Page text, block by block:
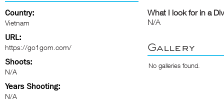
Country:
Vietnam
URL:
https://go1gom.com/
Shoots:
N/A
Years Shooting:
N/A
What I look for in a
N/A
Gallery
No galleries found.